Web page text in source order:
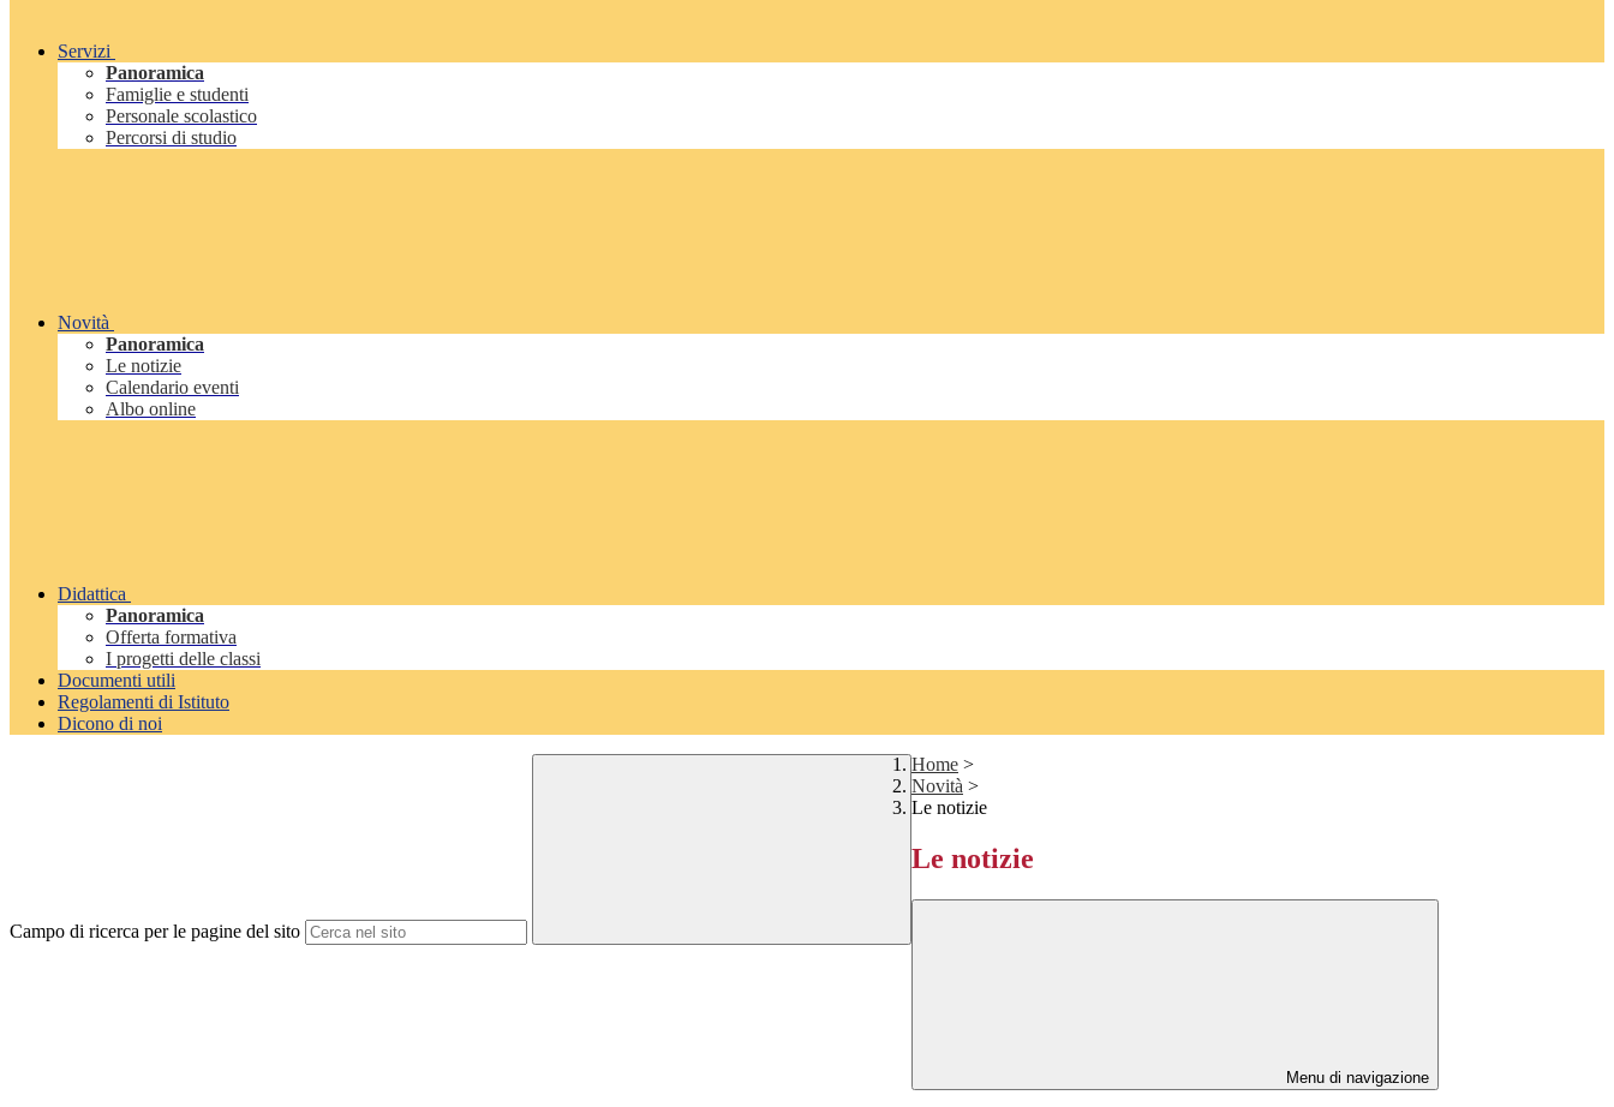
Servizi
Panoramica
Famiglie e studenti
Personale scolastico
Percorsi di studio
Novità
Panoramica
Le notizie
Calendario eventi
Albo online
Didattica
Panoramica
Offerta formativa
I progetti delle classi
Documenti utili
Regolamenti di Istituto
Dicono di noi
Campo di ricerca per le pagine del sito
Home >
Novità >
Le notizie
Le notizie
Menu di navigazione